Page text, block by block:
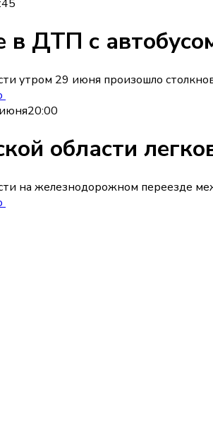
в ДТП с
утром 29 июня произошло
20:00
области
на железнодорожном переезде